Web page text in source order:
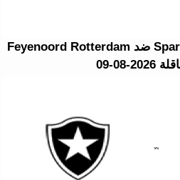
موعد مباراة Sparta Rotterdam ضد Feyenoord Rotterdam